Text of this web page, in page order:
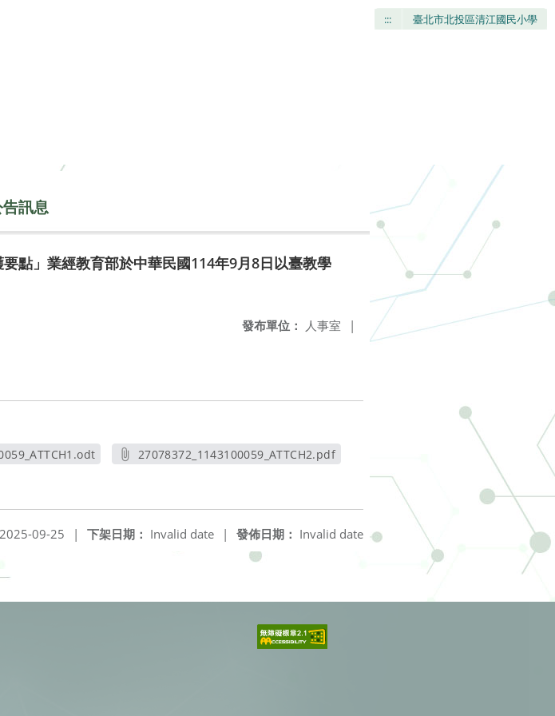
::: 臺北市北投區清江國民小學
訊息
點」業經教育部於中華民國114年9月8日以臺教學
發布單位： 人事室 |
27078372_1143100059_ATTCH2.pdf
發佈日期： Invalid date
下架日期： Invalid date |
2025-09-25 |